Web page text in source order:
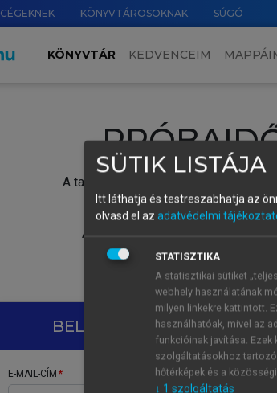
CÉGEKNEK KÖNYVTÁROSOKNAK SÚGÓ
KÖNYVTÁR KEDVENCEIM
A tartalom megtekintéséhez lépj be
Új felhasználóként1
A próbaidőszak elindításához,
A regisztráció
BELÉPÉS SAJÁT FIÓKKAL
E-MAIL-CÍM
SÜTIK LISTÁJA
Itt láthatja és testreszabhatja az
olvasd el az adatvédelmi
STATISZTIKA
A statisztikai sütiket
webhely használatának
milyen linkekre kattintott.
használhatóak, mivel az
funkcióinak javítása.
szolgáltatásokhoz
hőtérképek és a
↓ 1 szolgáltatás